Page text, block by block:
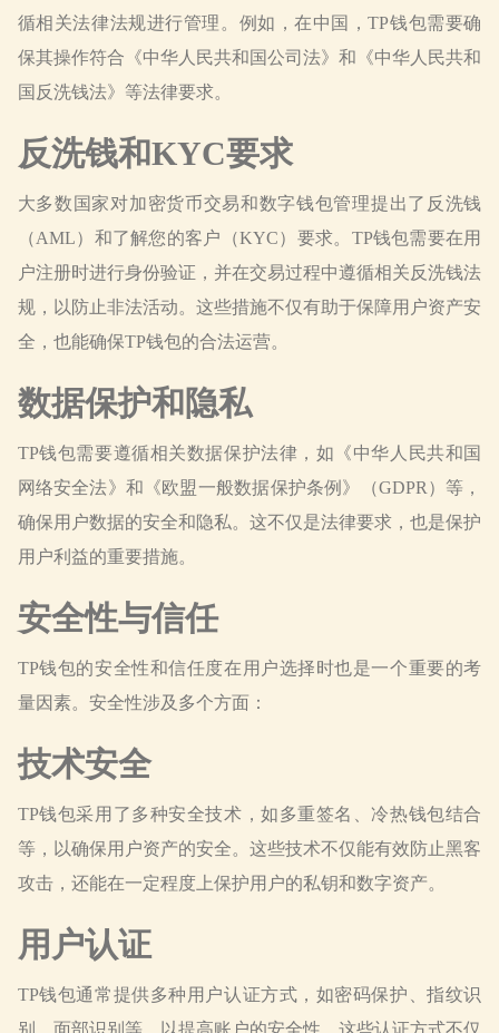
循相关法律法规进行管理。例如，在中国，TP钱包需要确
保其操作符合《中华人民共和国公司法》和《中华人民共和
国反洗钱法》等法律要求。
反洗钱和KYC要求
大多数国家对加密货币交易和数字钱包管理提出了反洗钱
（AML）和了解您的客户（KYC）要求。TP钱包需要在用
户注册时进行身份验证，并在交易过程中遵循相关反洗钱法
规，以防止非法活动。这些措施不仅有助于保障用户资产安
全，也能确保TP钱包的合法运营。
数据保护和隐私
TP钱包需要遵循相关数据保护法律，如《中华人民共和国
网络安全法》和《欧盟一般数据保护条例》（GDPR）等，
确保用户数据的安全和隐私。这不仅是法律要求，也是保护
用户利益的重要措施。
安全性与信任
TP钱包的安全性和信任度在用户选择时也是一个重要的考
量因素。安全性涉及多个方面：
技术安全
TP钱包采用了多种安全技术，如多重签名、冷热钱包结合
等，以确保用户资产的安全。这些技术不仅能有效防止黑客
攻击，还能在一定程度上保护用户的私钥和数字资产。
用户认证
TP钱包通常提供多种用户认证方式，如密码保护、指纹识